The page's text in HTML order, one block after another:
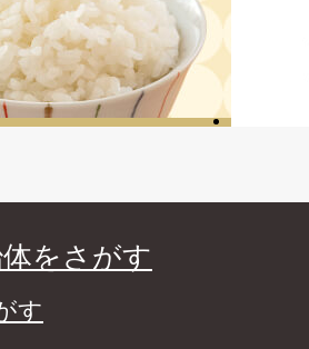
をさがす
す